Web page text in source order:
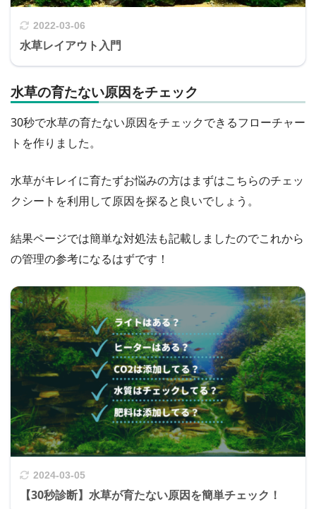
2022-03-06
水草レイアウト入門
水草の育たない原因をチェック
30秒で水草の育たない原因をチェックできるフローチャー
トを作りました。
水草がキレイに育たずお悩みの方はまずはこちらのチェッ
クシートを利用して原因を探ると良いでしょう。
結果ページでは簡単な対処法も記載しましたのでこれから
の管理の参考になるはずです！
2024-03-05
【30秒診断】水草が育たない原因を簡単チェック！